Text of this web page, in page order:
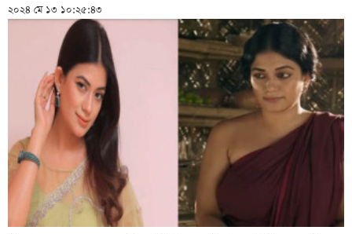
২০২৪ মে ১৩ ১০:২৫:৪৩